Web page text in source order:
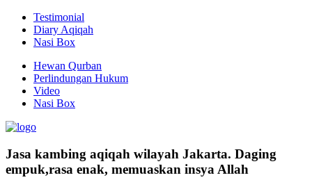
Testimonial
Diary Aqiqah
Nasi Box
Hewan Qurban
Perlindungan Hukum
Video
Nasi Box
Jasa kambing aqiqah wilayah Jakarta. Daging
empuk,rasa enak, memuaskan insya Allah